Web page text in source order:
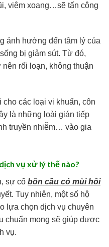
viêm xoang…sẽ tấn công
ảnh hưởng đến tâm lý của
bị giảm sút. Từ đó,
rối loạn, không thuận
các loại vi khuẩn, côn
là những loài gián tiếp
truyền nhiễm… vào gia
vụ xử lý thế nào?
sự cố bồn cầu có mùi hôi
Tuy nhiên, một số hộ
lựa chọn dịch vụ chuyên
chuẩn mong sẽ giúp được
vụ.